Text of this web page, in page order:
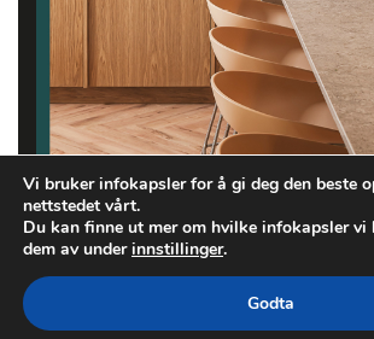
Vi bruker infokapsler for å gi deg den beste
nettstedet vårt.
Du kan finne ut mer om hvilke infokapsler vi
dem av underinnstillinger.
Godta